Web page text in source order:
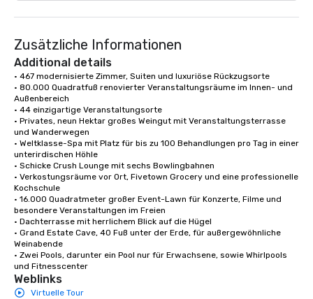
Zusätzliche Informationen
Additional details
• 467 modernisierte Zimmer, Suiten und luxuriöse Rückzugsorte
• 80.000 Quadratfuß renovierter Veranstaltungsräume im Innen- und
Außenbereich
• 44 einzigartige Veranstaltungsorte
• Privates, neun Hektar großes Weingut mit Veranstaltungsterrasse
und Wanderwegen
• Weltklasse-Spa mit Platz für bis zu 100 Behandlungen pro Tag in einer
unterirdischen Höhle
• Schicke Crush Lounge mit sechs Bowlingbahnen
• Verkostungsräume vor Ort, Fivetown Grocery und eine professionelle
Kochschule
• 16.000 Quadratmeter großer Event-Lawn für Konzerte, Filme und
besondere Veranstaltungen im Freien
• Dachterrasse mit herrlichem Blick auf die Hügel
• Grand Estate Cave, 40 Fuß unter der Erde, für außergewöhnliche
Weinabende
• Zwei Pools, darunter ein Pool nur für Erwachsene, sowie Whirlpools
und Fitnesscenter
Weblinks
Virtuelle Tour